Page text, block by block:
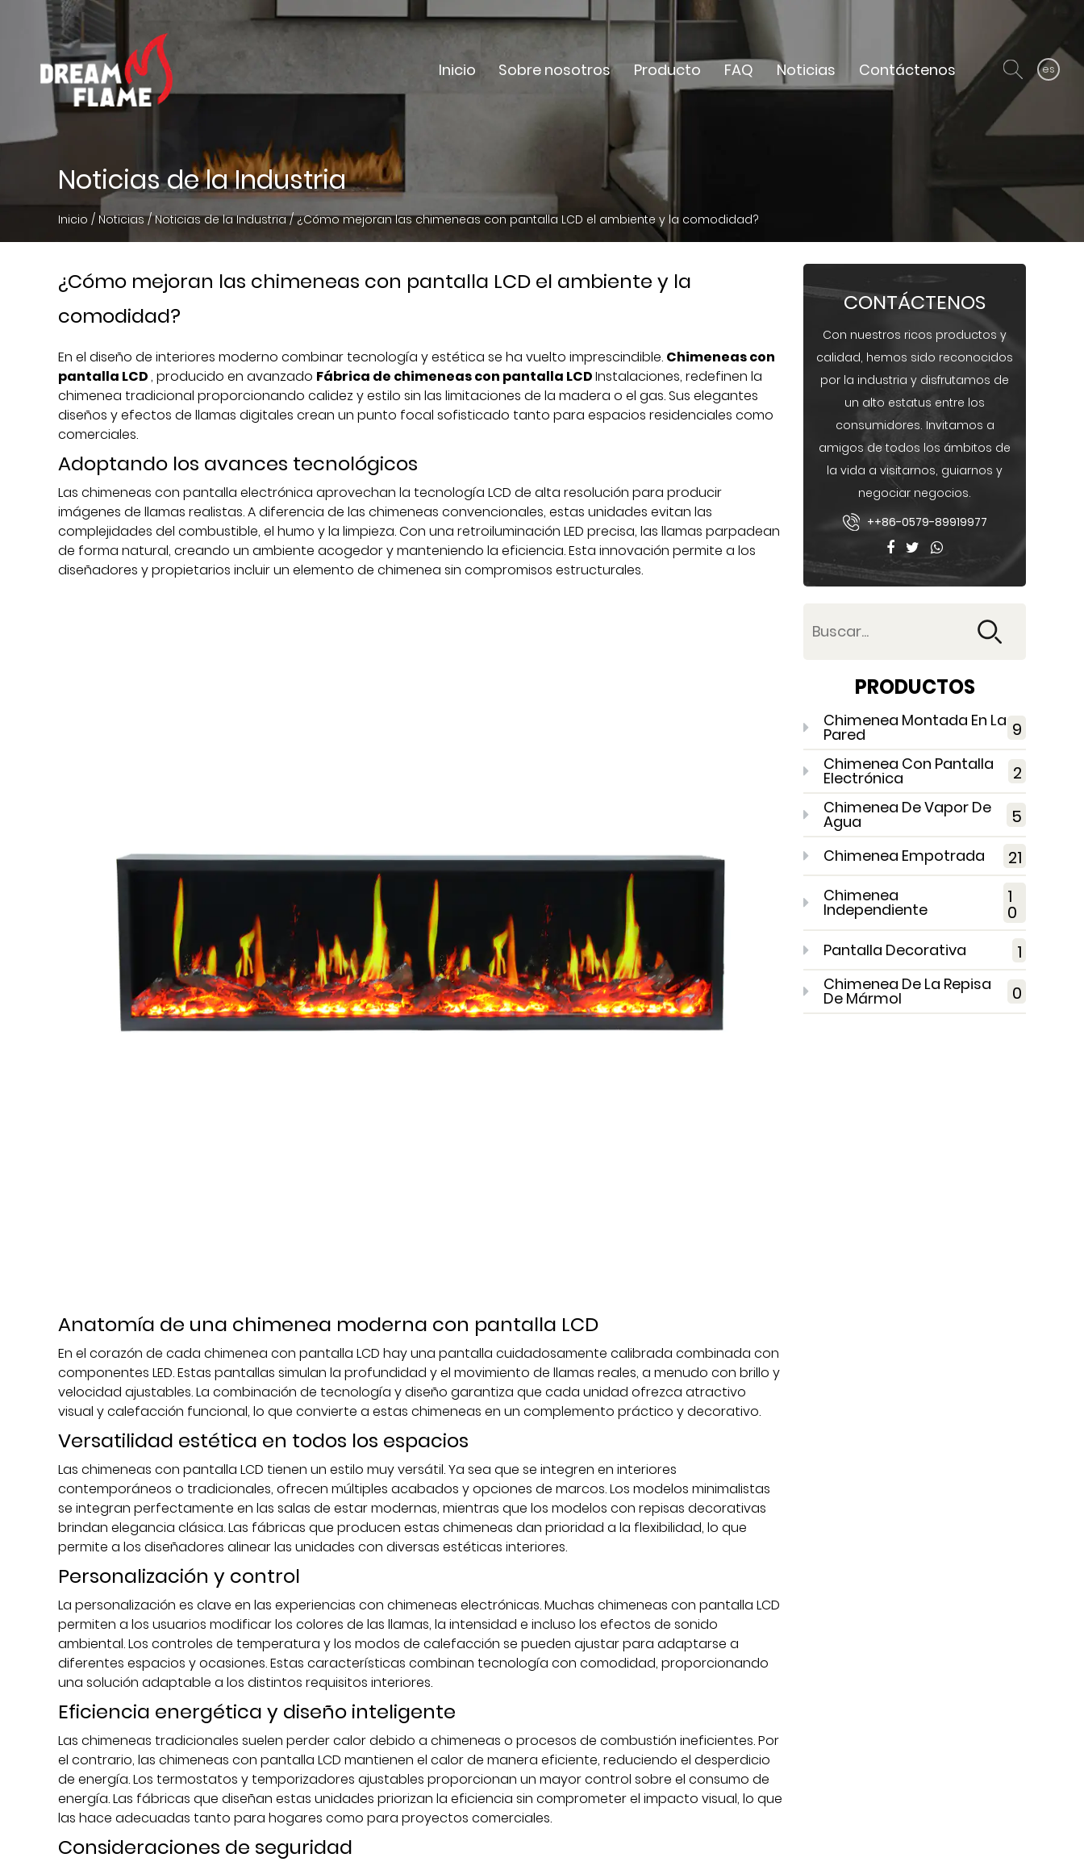
Inicio Sobre nosotros Producto FAQ Noticias Contáctenos es
Noticias de la Industria
Inicio / Noticias/Noticias de la Industria/¿Cómo mejoran las chimeneas con pantalla LCD el ambiente y la comodidad?
¿Cómo mejoran las chimeneas con pantalla LCD el ambiente y la
comodidad?
En el diseño de interiores moderno combinar tecnología y estética se ha vuelto imprescindible. Chimeneas con
pantalla LCD, producido en avanzado Fábrica de chimeneas con pantalla LCDInstalaciones, redefinen la
chimenea tradicional proporcionando calidez y estilo sin las limitaciones de la madera o el gas. Sus elegantes
diseños y efectos de llamas digitales crean un punto focal sofisticado tanto para espacios residenciales como
comerciales.
Adoptando los avances tecnológicos
Las chimeneas con pantalla electrónica aprovechan la tecnología LCD de alta resolución para producir
imágenes de llamas realistas. A diferencia de las chimeneas convencionales, estas unidades evitan las
complejidades del combustible, el humo y la limpieza. Con una retroiluminación LED precisa, las llamas parpadean
de forma natural, creando un ambiente acogedor y manteniendo la eficiencia. Esta innovación permite a los
diseñadores y propietarios incluir un elemento de chimenea sin compromisos estructurales.
Anatomía de una chimenea moderna con pantalla LCD
En el corazón de cada chimenea con pantalla LCD hay una pantalla cuidadosamente calibrada combinada con
componentes LED. Estas pantallas simulan la profundidad y el movimiento de llamas reales, a menudo con brillo y
velocidad ajustables. La combinación de tecnología y diseño garantiza que cada unidad ofrezca atractivo
visual y calefacción funcional, lo que convierte a estas chimeneas en un complemento práctico y decorativo.
Versatilidad estética en todos los espacios
Las chimeneas con pantalla LCD tienen un estilo muy versátil. Ya sea que se integren en interiores
contemporáneos o tradicionales, ofrecen múltiples acabados y opciones de marcos. Los modelos minimalistas
se integran perfectamente en las salas de estar modernas, mientras que los modelos con repisas decorativas
brindan elegancia clásica. Las fábricas que producen estas chimeneas dan prioridad a la flexibilidad, lo que
permite a los diseñadores alinear las unidades con diversas estéticas interiores.
Personalización y control
La personalización es clave en las experiencias con chimeneas electrónicas. Muchas chimeneas con pantalla LCD
permiten a los usuarios modificar los colores de las llamas, la intensidad e incluso los efectos de sonido
ambiental. Los controles de temperatura y los modos de calefacción se pueden ajustar para adaptarse a
diferentes espacios y ocasiones. Estas características combinan tecnología con comodidad, proporcionando
una solución adaptable a los distintos requisitos interiores.
Eficiencia energética y diseño inteligente
Las chimeneas tradicionales suelen perder calor debido a chimeneas o procesos de combustión ineficientes. Por
el contrario, las chimeneas con pantalla LCD mantienen el calor de manera eficiente, reduciendo el desperdicio
de energía. Los termostatos y temporizadores ajustables proporcionan un mayor control sobre el consumo de
energía. Las fábricas que diseñan estas unidades priorizan la eficiencia sin comprometer el impacto visual, lo que
las hace adecuadas tanto para hogares como para proyectos comerciales.
Consideraciones de seguridad
CONTÁCTENOS
Con nuestros ricos productos y
calidad, hemos sido reconocidos
por la industria y disfrutamos de
un alto estatus entre los
consumidores. Invitamos a
amigos de todos los ámbitos de
la vida a visitarnos, guiarnos y
negociar negocios.
++86-0579-89919977
PRODUCTOS
Chimenea Montada En La
Pared 9
Chimenea Con Pantalla
Electrónica 2
Chimenea De Vapor De
Agua 5
Chimenea Empotrada 21
Chimenea
Independiente
1
0
Pantalla Decorativa 1
Chimenea De La Repisa
De Mármol 0